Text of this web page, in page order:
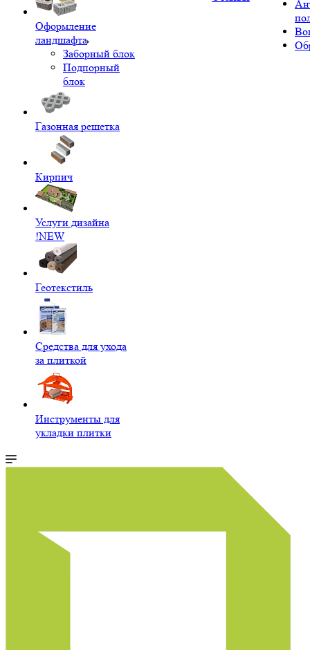
Оформление
ландшафта
Заборный блок
Подпорный
блок
Газонная решетка
Кирпич
Услуги дизайна
!NEW
Геотекстиль
Средства для ухода
за плиткой
Инструменты для
укладки плитки